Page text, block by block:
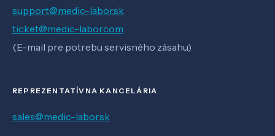
support@medic-labor.sk
ticket@medic-labor.com
(E-mail pre potrebu servisného zásahu)
REPREZENTATÍVNA KANCELÁRIA
sales@medic-labor.sk